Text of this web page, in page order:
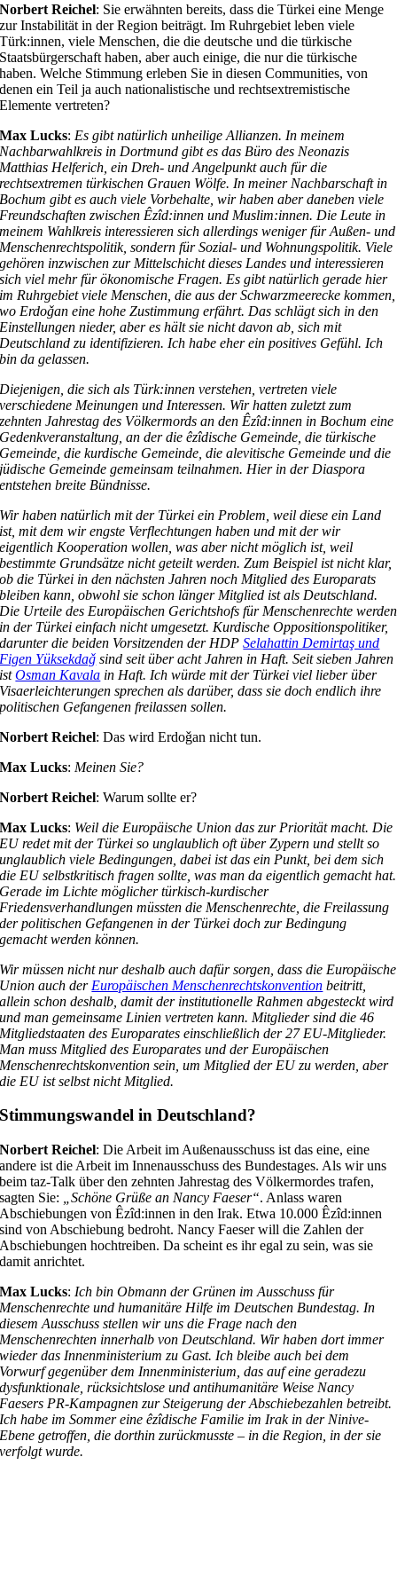
Norbert Reichel: Sie erwähnten bereits, dass die Türkei eine Menge
zur Instabilität in der Region beiträgt. Im Ruhrgebiet leben viele
Türk:innen, viele Menschen, die die deutsche und die türkische
Staatsbürgerschaft haben, aber auch einige, die nur die türkische
haben. Welche Stimmung erleben Sie in diesen Communities, von
denen ein Teil ja auch nationalistische und rechtsextremistische
Elemente vertreten?
Max Lucks: Es gibt natürlich unheilige Allianzen. In meinem
Nachbarwahlkreis in Dortmund gibt es das Büro des Neonazis
Matthias Helferich, ein Dreh- und Angelpunkt auch für die
rechtsextremen türkischen Grauen Wölfe. In meiner Nachbarschaft in
Bochum gibt es auch viele Vorbehalte, wir haben aber daneben viele
Freundschaften zwischen Êzîd:innen und Muslim:innen. Die Leute in
meinem Wahlkreis interessieren sich allerdings weniger für Außen- und
Menschenrechtspolitik, sondern für Sozial- und Wohnungspolitik. Viele
gehören inzwischen zur Mittelschicht dieses Landes und interessieren
sich viel mehr für ökonomische Fragen. Es gibt natürlich gerade hier
im Ruhrgebiet viele Menschen, die aus der Schwarzmeerecke kommen,
wo Erdoǧan eine hohe Zustimmung erfährt. Das schlägt sich in den
Einstellungen nieder, aber es hält sie nicht davon ab, sich mit
Deutschland zu identifizieren. Ich habe eher ein positives Gefühl. Ich
bin da gelassen.
Diejenigen, die sich als Türk:innen verstehen, vertreten viele
verschiedene Meinungen und Interessen. Wir hatten zuletzt zum
zehnten Jahrestag des Völkermords an den Êzîd:innen in Bochum eine
Gedenkveranstaltung, an der die êzîdische Gemeinde, die türkische
Gemeinde, die kurdische Gemeinde, die alevitische Gemeinde und die
jüdische Gemeinde gemeinsam teilnahmen. Hier in der Diaspora
entstehen breite Bündnisse.
Wir haben natürlich mit der Türkei ein Problem, weil diese ein Land
ist, mit dem wir engste Verflechtungen haben und mit der wir
eigentlich Kooperation wollen, was aber nicht möglich ist, weil
bestimmte Grundsätze nicht geteilt werden. Zum Beispiel ist nicht klar,
ob die Türkei in den nächsten Jahren noch Mitglied des Europarats
bleiben kann, obwohl sie schon länger Mitglied ist als Deutschland.
Die Urteile des Europäischen Gerichtshofs für Menschenrechte werden
in der Türkei einfach nicht umgesetzt. Kurdische Oppositionspolitiker,
darunter die beiden Vorsitzenden der HDPSelahattin Demirtaş und
Figen Yüksekdaǧ sind seit über acht Jahren in Haft. Seit sieben Jahren
istOsman Kavala in Haft. Ich würde mit der Türkei viel lieber über
Visaerleichterungen sprechen als darüber, dass sie doch endlich ihre
politischen Gefangenen freilassen sollen.
Norbert Reichel: Das wird Erdoǧan nicht tun.
Max Lucks: Meinen Sie?
Norbert Reichel: Warum sollte er?
Max Lucks: Weil die Europäische Union das zur Priorität macht. Die
EU redet mit der Türkei so unglaublich oft über Zypern und stellt so
unglaublich viele Bedingungen, dabei ist das ein Punkt, bei dem sich
die EU selbstkritisch fragen sollte, was man da eigentlich gemacht hat.
Gerade im Lichte möglicher türkisch-kurdischer
Friedensverhandlungen müssten die Menschenrechte, die Freilassung
der politischen Gefangenen in der Türkei doch zur Bedingung
gemacht werden können.
Wir müssen nicht nur deshalb auch dafür sorgen, dass die Europäische
Union auch der Europäischen Menschenrechtskonvention beitritt,
allein schon deshalb, damit der institutionelle Rahmen abgesteckt wird
und man gemeinsame Linien vertreten kann. Mitglieder sind die 46
Mitgliedstaaten des Europarates einschließlich der 27 EU-Mitglieder.
Man muss Mitglied des Europarates und der Europäischen
Menschenrechtskonvention sein, um Mitglied der EU zu werden, aber
die EU ist selbst nicht Mitglied.
Stimmungswandel in Deutschland?
Norbert Reichel: Die Arbeit im Außenausschuss ist das eine, eine
andere ist die Arbeit im Innenausschuss des Bundestages. Als wir uns
beim taz-Talk über den zehnten Jahrestag des Völkermordes trafen,
sagten Sie:
„Schöne Grüße an Nancy Faeser“. Anlass waren
Abschiebungen von Êzîd:innen in den Irak. Etwa 10.000 Êzîd:innen
sind von Abschiebung bedroht. Nancy Faeser will die Zahlen der
Abschiebungen hochtreiben. Da scheint es ihr egal zu sein, was sie
damit anrichtet.
Max Lucks: Ich bin Obmann der Grünen im Ausschuss für
Menschenrechte und humanitäre Hilfe im Deutschen Bundestag. In
diesem Ausschuss stellen wir uns die Frage nach den
Menschenrechten innerhalb von Deutschland. Wir haben dort immer
wieder das Innenministerium zu Gast. Ich bleibe auch bei dem
Vorwurf gegenüber dem Innenministerium, das auf eine geradezu
dysfunktionale, rücksichtslose und antihumanitäre Weise Nancy
Faesers PR-Kampagnen zur Steigerung der Abschiebezahlen betreibt.
Ich habe im Sommer eine êzîdische Familie im Irak in der Ninive-
Ebene getroffen, die dorthin zurückmusste – in die Region, in der sie
verfolgt wurde.